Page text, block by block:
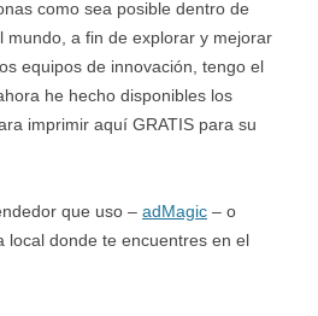
como sea posible dentro de
mundo, a fin de explorar y mejorar
equipos de innovación, tengo el
he hecho disponibles los
imprimir aquí GRATIS para su
que uso – adMagic – o
local donde te encuentres en el